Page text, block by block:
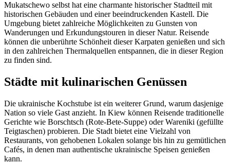
Mukatschewo selbst hat eine charmante historischer Stadtteil mit
historischen Gebäuden und einer beeindruckenden Kastell. Die
Umgebung bietet zahlreiche Möglichkeiten zu Gunsten von
Wanderungen und Erkundungstouren in dieser Natur. Reisende
können die unberührte Schönheit dieser Karpaten genießen und sich
in den zahlreichen Thermalquellen entspannen, die in dieser Region
zu finden sind.
Städte mit kulinarischen Genüssen
Die ukrainische Kochstube ist ein weiterer Grund, warum dasjenige
Nation so viele Gast anzieht. In Kiew können Reisende traditionelle
Gerichte wie Borschtsch (Rote-Bete-Suppe) oder Wareniki (gefüllte
Teigtaschen) probieren. Die Stadt bietet eine Vielzahl von
Restaurants, von gehobenen Lokalen solange bis hin zu gemütlichen
Cafés, in denen man authentische ukrainische Speisen genießen
kann.